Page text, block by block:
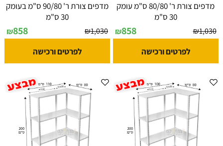
מדפים צורת ר' 80/80 ס"מ עומק
30 ס"מ
₪1,030
₪858
לפרטים ורכישה
מדפים צורת ר' 90/80 ס"מ בעומק
30 ס"מ
₪1,030
₪858
לפרטים ורכישה